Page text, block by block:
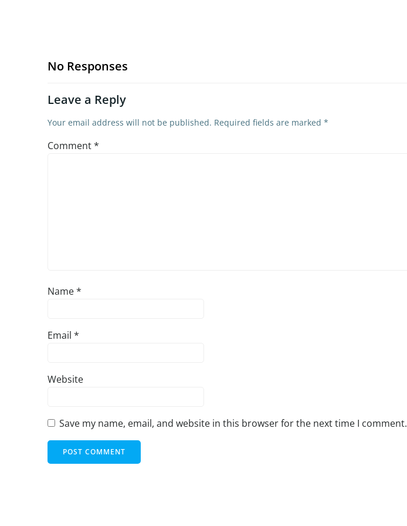
No Responses
Leave a Reply
Your email address will not be published. Required fields are marked *
Comment*
Name*
Email *
Website
Save my name, email, and website in this browser for the next time I comment.